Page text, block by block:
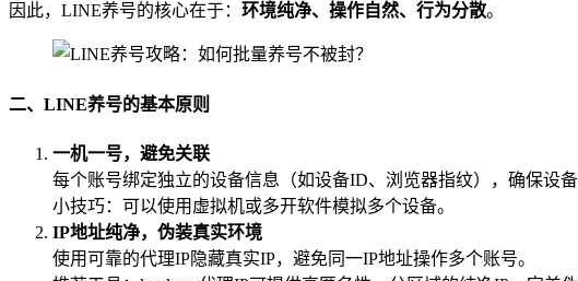
因此，LINE养号的核心在于： 环境纯净、操作自然、行为分散。
二、LINE养号的基本原则
一机一号，避免关联
每个账号绑定独立的设备信息（如设备ID、浏览器指纹），确保设备
小技巧：可以使用虚拟机或多开软件模拟多个设备。
IP地址纯净，伪装真实环境
使用可靠的代理IP隐藏真实IP，避免同一IP地址操作多个账号。